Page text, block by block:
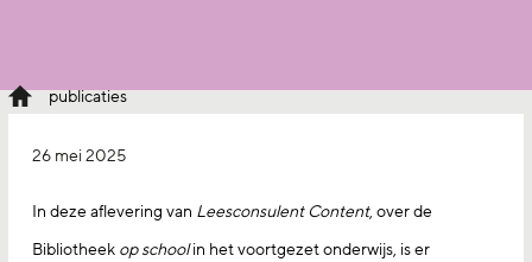
publicaties
26 mei 2025
In deze aflevering van Leesconsulent Content, over de
Bibliotheek op schoolin het voortgezet onderwijs, is er